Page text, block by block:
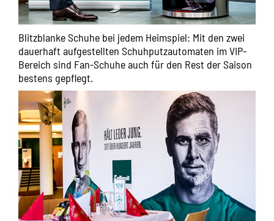
Blitzblanke Schuhe bei jedem Heimspiel: Mit den zwei
dauerhaft aufgestellten Schuhputzautomaten im VIP-
Bereich sind Fan-Schuhe auch für den Rest der Saison
bestens gepflegt.